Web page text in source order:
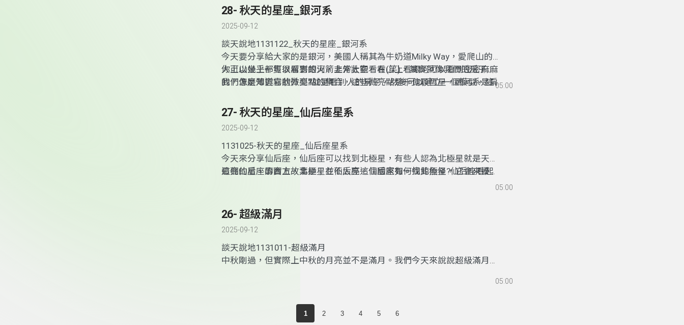
射點在雙子座，這個流星雨特別的地方有兩點；之前的科學家說會發生流
星雨的原因是因為，有一個彗星，經過地球的軌道，彗星的掉屑會燃燒，
並產生彗尾。但是雙子座流星雨就不一樣了，他是由一顆名叫費頓的小行
星所造成的?彗星會有尾巴，但是小行星沒有，這也讓科學家驚呼原來小
行星也可以造成流星雨。
係，可以看到雨點是向四面八方散開，這就是輻射點。另外雙子座流星雨
來有許多大顆的火流星，而且目視可得。時麼時間觀看最優?清晨2-4點是
最佳時期。
28- 秋天的星座_銀河系
2025-09-12
談天說地1131122_秋天的星座_銀河系
今天要分享給大家的是銀河，美國人稱其為牛奶道Milky Way，愛爬山的
人上山幾乎都可以看到銀河，非常壯觀。在山上看銀河可以看到密密麻麻
的，像是薄雲霧狀微亮點的集合，這些微亮點是千億顆恆星，因河系是扁
你可以坐上一隻很厲害的火箭上外太空看看(笑)，其實就像我們的房子，
我們怎麼知道它的外型?就是看別人的房子，然後可以建立一個模型，這
銀河系的直徑大約是十萬光年，十萬光年的意義是什麼?我們所看到的星
星基本上都不到10萬光年，十萬光年的外面非常的神奇，是空的幾乎沒有
東西。我們的太陽剛好在半徑的3/5處，也就是銀河系的中間有一個很大
的黑洞，太陽系正好在旁邊3/5處。另外很多人認為太陽是恆星不會動，
但是若是以銀河系的觀點來看，太陽是會動的喔!
05:00
27- 秋天的星座_仙后座星系
2025-09-12
1131025-秋天的星座_仙后座星系
今天來分享仙后座，仙后座可以找到北極星，有些人認為北極星就是天上
最亮的星，事實上，北極星並不太亮。仙后座如何找北極星?仙后座看起
半用北斗七星尋找北極星。
這個仙后座的西方故事是；在仙后座這個國家有一個鯨魚怪，它會來擾亂
邊疆海岸線，仙后有一個女兒叫仙女(Andromeda)，很多人建議仙后將仙
其綁在海邊，等待鯨魚怪的迎娶。這時有一個名為英仙的人，他剛好殺了
梅杜莎(Medusa)回來經過，於是拯救仙女，並從此過上美好幸福的日
子。
05:00
26- 超級滿月
2025-09-12
談天說地1131011-超級滿月
中秋剛過，但實際上中秋的月亮並不是滿月。我們今天來說說超級滿月，
公里。近的時候是早上接近9點左右，但不是最圓的時候，晚上7點多才是
05:00
1 2 3 4 5 6